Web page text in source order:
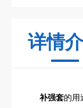
详情
补强套的用